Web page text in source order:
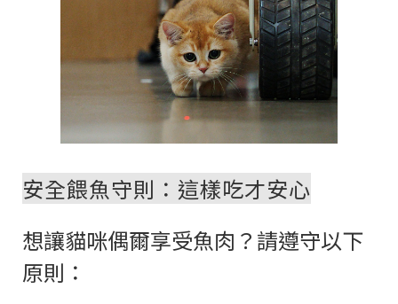
安全餵魚守則：這樣吃才安心
想讓貓咪偶爾享受魚肉？請遵守以下
原則：